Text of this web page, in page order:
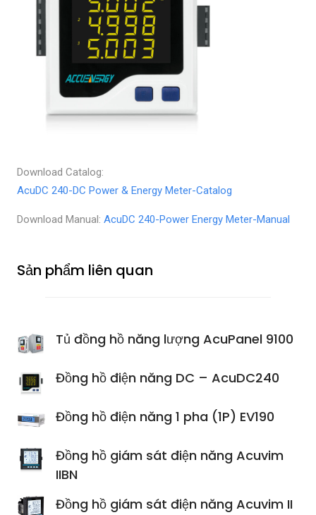
Download Catalog:
AcuDC 240-DC Power & Energy Meter-Catalog
Download Manual: AcuDC 240-Power Energy Meter-Manual
Sản phẩm liên quan
Tủ đồng hồ năng lượng AcuPanel 9100
Đồng hồ điện năng DC – AcuDC240
Đồng hồ điện năng 1 pha (1P) EV190
Đồng hồ giám sát điện năng Acuvim
IIBN
Đồng hồ giám sát điện năng Acuvim II